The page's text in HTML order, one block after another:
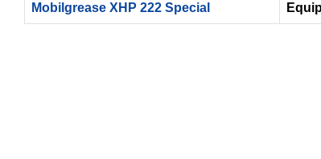
Mobilgrease XHP 222 Special